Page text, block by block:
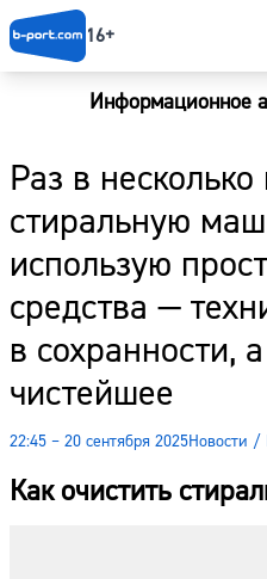
16+
Информационное
Раз в
стиральную
использую
средства —
в сохранности,
чистейшее
22:45 – 20 сентября 2025Новости /
Как очистить
Новости
Наши гости
Погода
Курсы валют